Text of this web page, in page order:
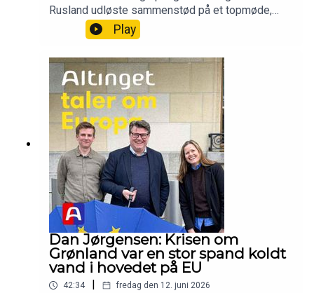
Rusland udløste sammenstød på et topmøde,
hvor Mette Frederiksen egentlig hellere ville
sætte sin egen dagsorden om migrantcentre
uden for Europa.Vært og tilrettelægger: Thomas
Lauritzen, Altingets Europa-analytikerMedvært:
Rikke Albrechtsen, Altingets EU-
redaktørProducer: Camille Marie Guerry,
podcastassistent
Play
Dan Jørgensen: Krisen om
Grønland var en stor spand koldt
vand i hovedet på EU
42:34 | fredag den 12. juni 2026